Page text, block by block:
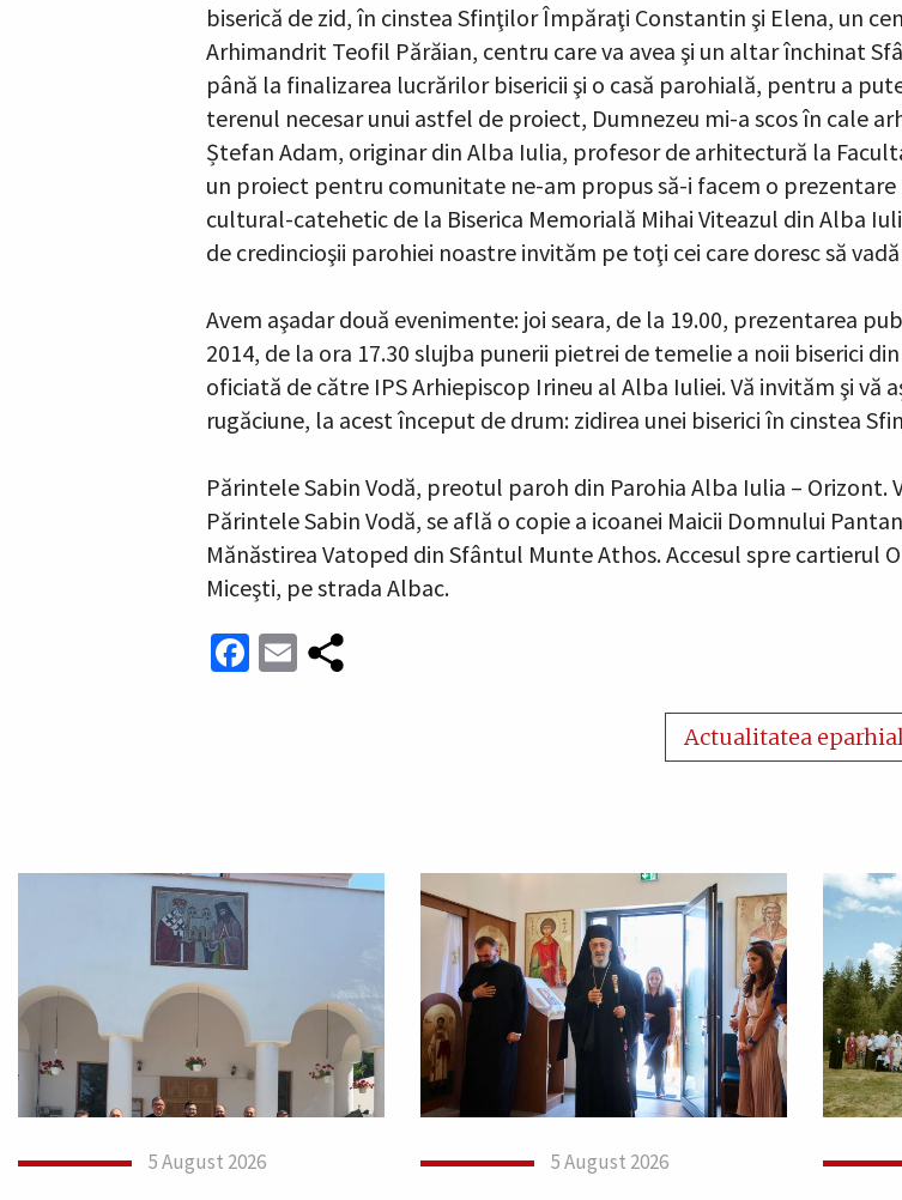
biserică de zid, în cinstea Sfinţilor Împăraţi Constantin şi Elena, un
Arhimandrit Teofil Părăian, centru care va avea şi un altar închinat
până la finalizarea lucrărilor bisericii şi o casă parohială, pentru a
terenul necesar unui astfel de proiect, Dumnezeu mi-a scos în cale
Ștefan Adam, originar din Alba Iulia, profesor de arhitectură la
un proiect pentru comunitate ne-am propus să-i facem o prezentare
cultural-catehetic de la Biserica Memorială Mihai Viteazul din Alba
de credincioşii parohiei noastre invităm pe toţi cei care doresc să
Avem aşadar două evenimente: joi seara, de la 19.00, prezentarea
2014, de la ora 17.30 slujba punerii pietrei de temelie a noii biserici
oficiată de către IPS Arhiepiscop Irineu al Alba Iuliei. Vă invităm şi
rugăciune, la acest început de drum: zidirea unei biserici în cinstea
Părintele Sabin Vodă, preotul paroh din Parohia Alba Iulia – Orizont.
Părintele Sabin Vodă, se află o copie a icoanei Maicii Domnului
Mănăstirea Vatoped din Sfântul Munte Athos. Accesul spre cartierul
Miceşti, pe strada Albac.
Facebook
Email
Actualitatea
5 August 2026 5 August 2026